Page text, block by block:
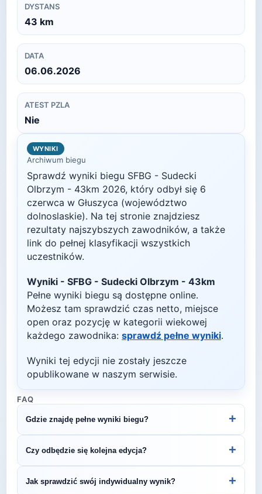
DYSTANS
43 km
DATA
06.06.2026
ATEST PZLA
Nie
WYNIKI
Archiwum biegu
Sprawdź wyniki biegu SFBG - Sudecki
Olbrzym - 43km 2026, który odbył się 6
czerwca w Głuszyca (województwo
dolnoslaskie). Na tej stronie znajdziesz
rezultaty najszybszych zawodników, a także
link do pełnej klasyfikacji wszystkich
uczestników.
Wyniki - SFBG - Sudecki Olbrzym - 43km
Pełne wyniki biegu są dostępne online.
Możesz tam sprawdzić czas netto, miejsce
open oraz pozycję w kategorii wiekowej
każdego zawodnika: sprawdź pełne wyniki.
Wyniki tej edycji nie zostały jeszcze
opublikowane w naszym serwisie.
FAQ
Gdzie znajdę pełne wyniki biegu? +
stronie internetowej lub na platformach takich jak
LiveTracking, RunnerSpace czy MarathonSport.
Czy odbędzie się kolejna edycja? +
Śledź stronę organizatora lub ZawodyBiegowe.pl,
Jak sprawdzić swój indywidualny wynik? +